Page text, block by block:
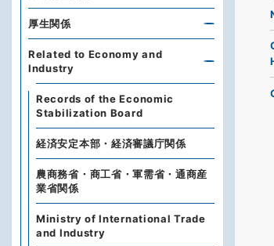
厚生関係
Related to Economy and
Industry
Records of the Economic
Stabilization Board
経済安定本部・経済審議庁関係
農商務省・商工省・軍需省・通商産
業省関係
Ministry of International Trade
and Industry